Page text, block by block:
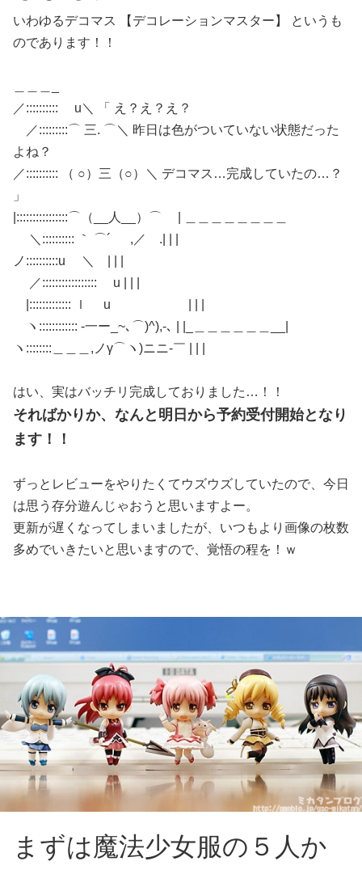
いわゆるデコマス 【デコレーションマスター】 というも
のであります！！
／:::::::::: u＼ 「 え？え？え？
／:::::::::⌒ 三. ⌒＼ 昨日は色がついていない状態だった
よね？
／:::::::::: （ ○）三（○）＼ デコマス…完成していたの…？
」
|::::::::::::::::⌒（__人__）⌒ | ＿＿＿＿＿＿＿＿
＼:::::::::: ｀ ⌒´ ,／ .| | |
ノ::::::::::u ＼ | | |
／::::::::::::::::: u | | |
|::::::::::::: ｌ u | | |
ヽ:::::::::::: -一ー_~､⌒)^),-､ | |_＿＿＿＿＿＿__|
ヽ::::::::＿＿＿,ノγ⌒ヽ)ニニ-￣ | | |
はい、実はバッチリ完成しておりました…！！
そればかりか、なんと明日から予約受付開始となり
ます！！
ずっとレビューをやりたくてウズウズしていたので、今日
は思う存分遊んじゃおうと思いますよー。
更新が遅くなってしまいましたが、いつもより画像の枚数
多めでいきたいと思いますので、覚悟の程を！ｗ
まずは魔法少女服の５人か